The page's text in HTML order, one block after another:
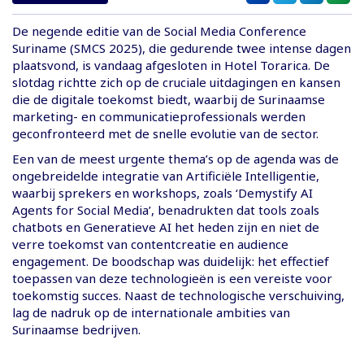
De negende editie van de Social Media Conference
Suriname (SMCS 2025), die gedurende twee intense dagen
plaatsvond, is vandaag afgesloten in Hotel Torarica. De
slotdag richtte zich op de cruciale uitdagingen en kansen
die de digitale toekomst biedt, waarbij de Surinaamse
marketing- en communicatieprofessionals werden
geconfronteerd met de snelle evolutie van de sector.
Een van de meest urgente thema’s op de agenda was de
ongebreidelde integratie van Artificiële Intelligentie,
waarbij sprekers en workshops, zoals ‘Demystify AI
Agents for Social Media’, benadrukten dat tools zoals
chatbots en Generatieve AI het heden zijn en niet de
verre toekomst van contentcreatie en audience
engagement. De boodschap was duidelijk: het effectief
toepassen van deze technologieën is een vereiste voor
toekomstig succes. Naast de technologische verschuiving,
lag de nadruk op de internationale ambities van
Surinaamse bedrijven.